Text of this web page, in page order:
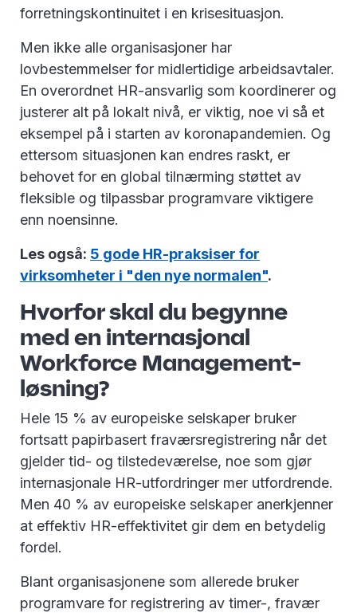
forretningskontinuitet i en krisesituasjon.
Men ikke alle organisasjoner har
lovbestemmelser for midlertidige arbeidsavtaler.
En overordnet HR-ansvarlig som koordinerer og
justerer alt på lokalt nivå, er viktig, noe vi så et
eksempel på i starten av koronapandemien. Og
ettersom situasjonen kan endres raskt, er
behovet for en global tilnærming støttet av
fleksible og tilpassbar programvare viktigere
enn noensinne.
Les også: 5 gode HR-praksiser for
virksomheter i "den nye normalen".
Hvorfor skal du begynne
med en internasjonal
Workforce Management-
løsning?
Hele 15 % av europeiske selskaper bruker
fortsatt papirbasert fraværsregistrering når det
gjelder tid- og tilstedeværelse, noe som gjør
internasjonale HR-utfordringer mer utfordrende.
Men 40 % av europeiske selskaper anerkjenner
at effektiv HR-effektivitet gir dem en betydelig
fordel.
Blant organisasjonene som allerede bruker
programvare for registrering av timer-, fravær